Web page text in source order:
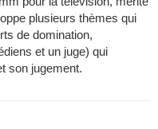
plusieurs thèmes qui
de domination,
et un juge) qui
son jugement.